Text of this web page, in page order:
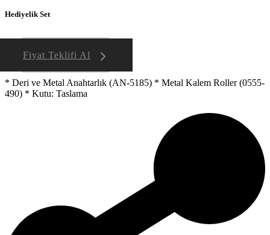
Hediyelik Set
Fiyat Teklifi Al
* Deri ve Metal Anahtarlık (AN-5185) * Metal Kalem Roller (0555-
490) * Kutu: Taslama